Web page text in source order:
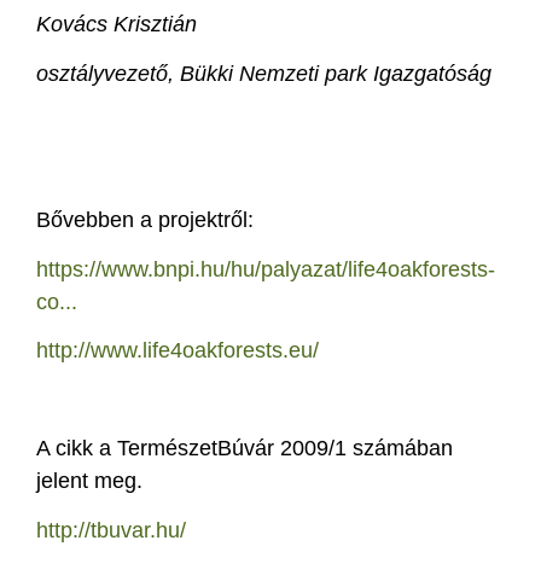
Kovács Krisztián
osztályvezető, Bükki Nemzeti park Igazgatóság
Bővebben a projektről:
https://www.bnpi.hu/hu/palyazat/life4oakforests-
co...
http://www.life4oakforests.eu/
A cikk a TermészetBúvár 2009/1 számában
jelent meg.
http://tbuvar.hu/